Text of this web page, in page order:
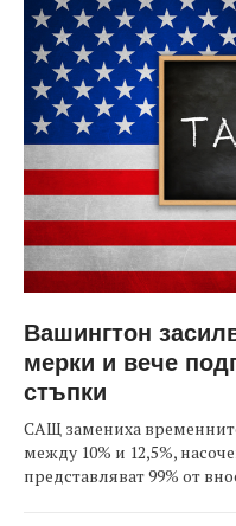
Вашингтон
мерки и вече
стъпки
САЩ замениха
между 10% и 12,5%,
представляват 99% от